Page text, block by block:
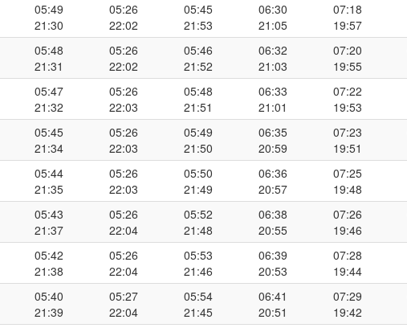
05:49
21:30
05:26
22:02
05:45
21:53
06:30
21:05
07:18
19:57
05:48
21:31
05:26
22:02
05:46
21:52
06:32
21:03
07:20
19:55
05:47
21:32
05:26
22:03
05:48
21:51
06:33
21:01
07:22
19:53
05:45
21:34
05:26
22:03
05:49
21:50
06:35
20:59
07:23
19:51
05:44
21:35
05:26
22:03
05:50
21:49
06:36
20:57
07:25
19:48
05:43
21:37
05:26
22:04
05:52
21:48
06:38
20:55
07:26
19:46
05:42
21:38
05:26
22:04
05:53
21:46
06:39
20:53
07:28
19:44
05:40
21:39
05:27
22:04
05:54
21:45
06:41
20:51
07:29
19:42